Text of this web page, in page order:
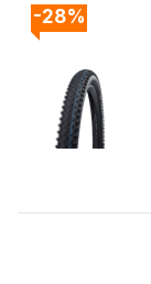
-28%